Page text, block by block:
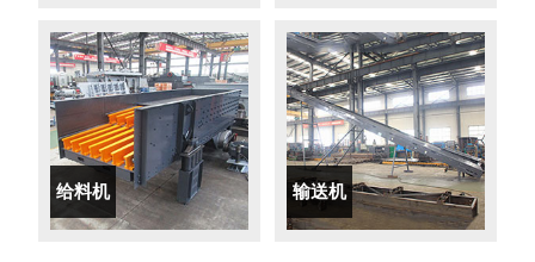
给料机 输送机